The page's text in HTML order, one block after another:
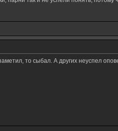
то сыбал. А других неуспел